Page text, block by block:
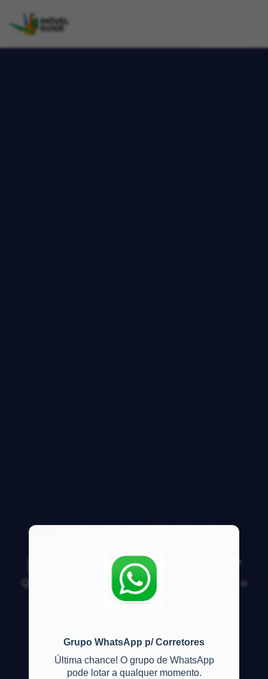
Grupo WhatsApp p/ Corretores
Última chance! O grupo de WhatsApp
pode lotar a qualquer momento.
Minha Casa Minha Vida?
Qual o maior valor de casa que posso comprar com o
minha casa minha vida?